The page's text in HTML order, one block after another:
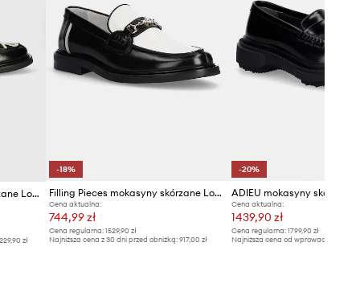
Filling Pieces mokasyny skórzane Loafer Gowtu
zł
-18%
Filling Pieces mokasyny skórzane Loafer Polido
Cena aktualna:
744,99 zł
Cena regularna:1529,90 zł
Najniższa cena z 30 dni przed obniżką:917,00 zł
-20%
ADIEU mokasyny skórzane
Cena aktualna:
1439,90 zł
Cena regularna: 1799,90 zł
Najniższa cena od wprowadzenia do